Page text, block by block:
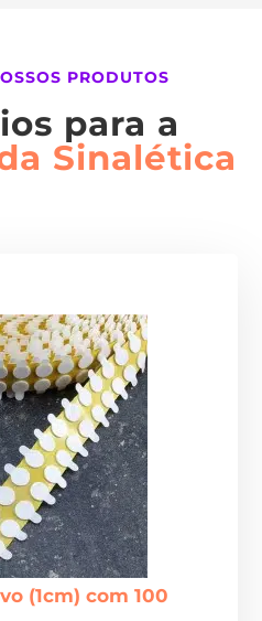
PRODUTOS
para a
Sinalética
(1cm) com 100